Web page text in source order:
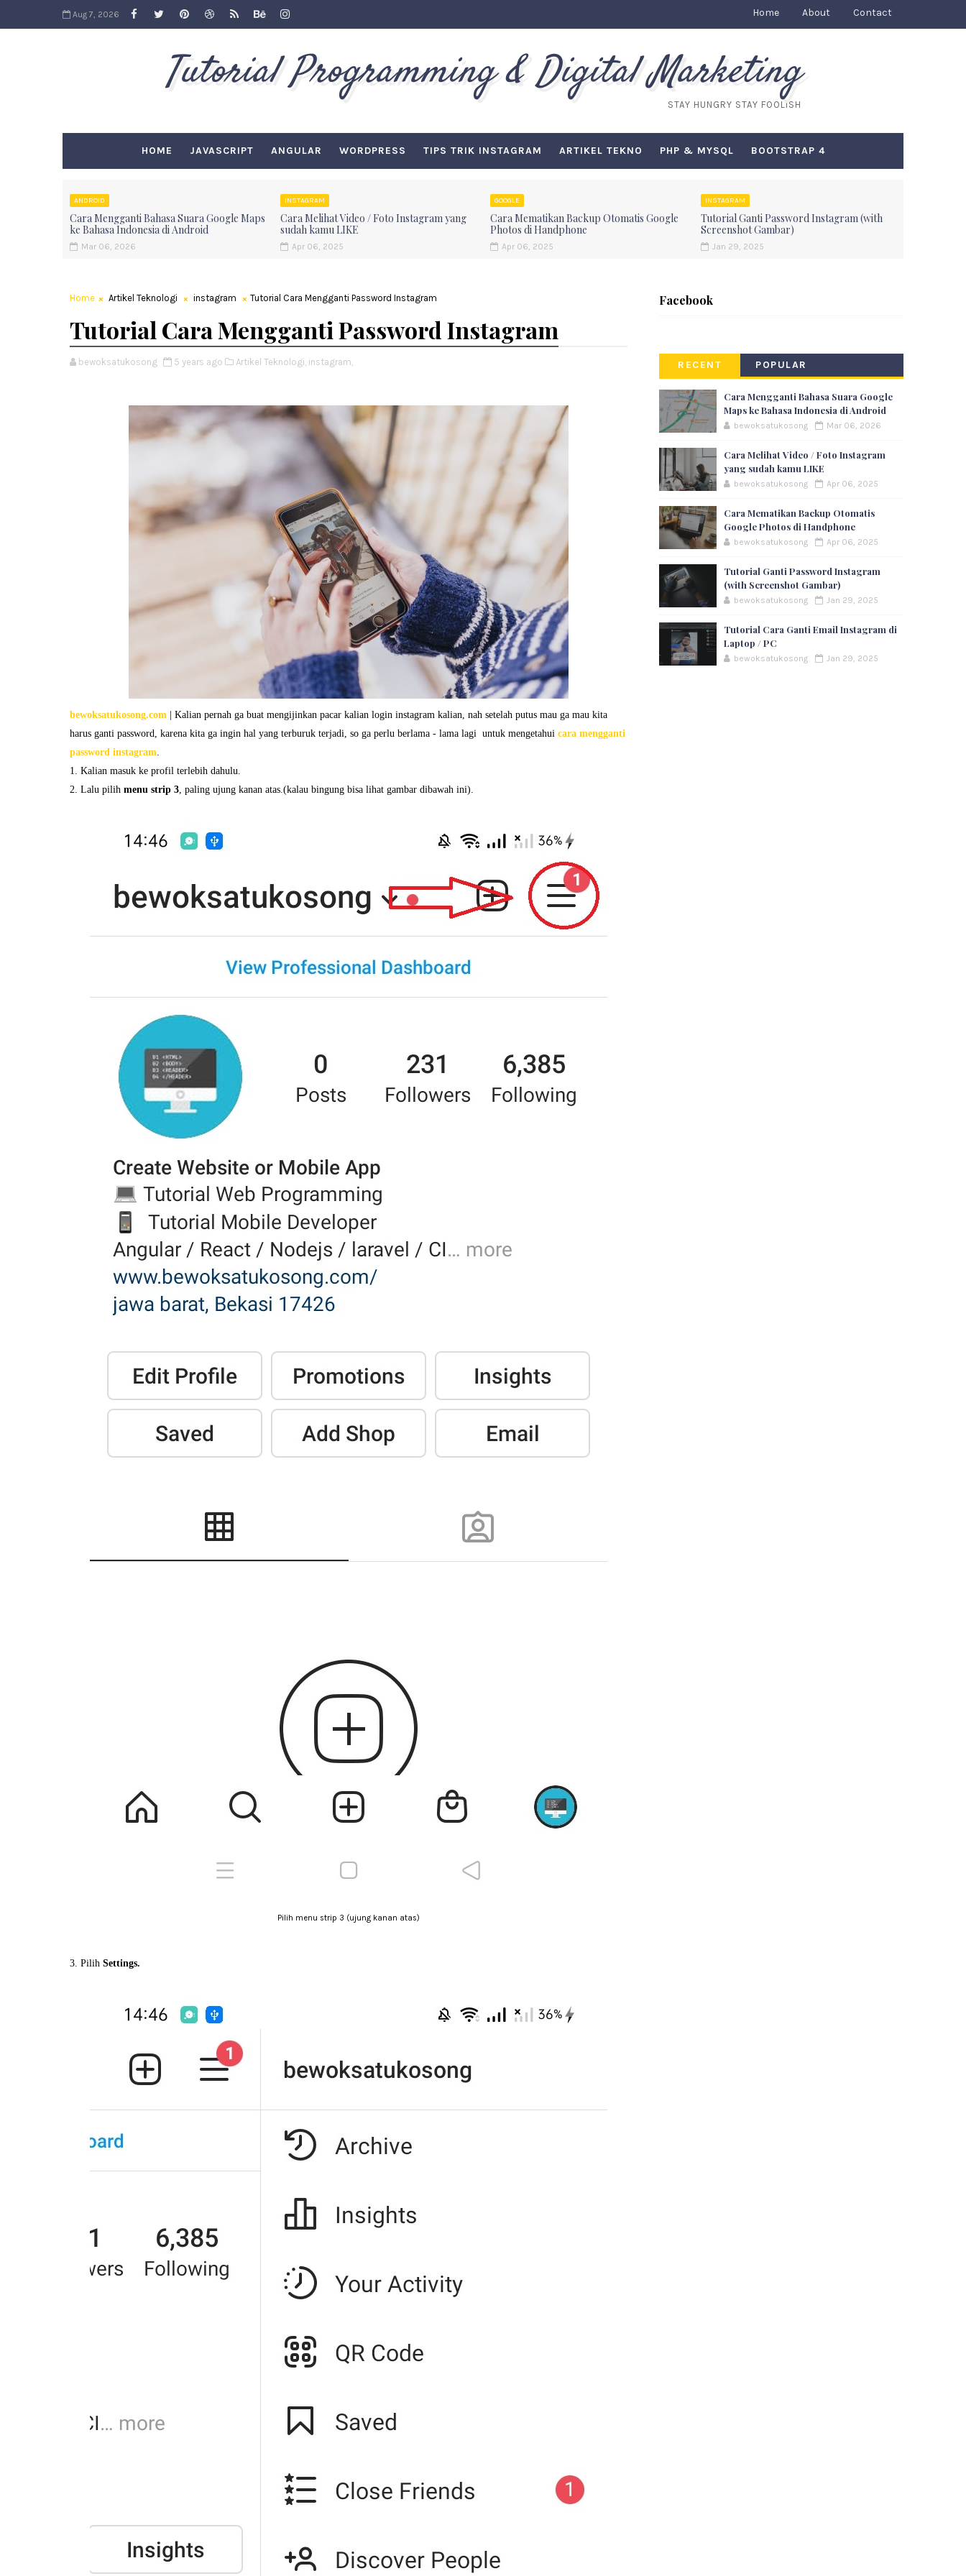
Aug 7, 2026 Home About Contact
Tutorial Programming & Digital Marketing
STAY HUNGRY STAY FOOLISH
HOME JAVASCRIPT ANGULAR WORDPRESS TIPS TRIK INSTAGRAM ARTIKEL TEKNO PHP & MYSQL BOOTSTRAP 4
ANDROID
Cara Mengganti Bahasa Suara Google Maps
ke Bahasa Indonesia di Android
Mar 06, 2026
INSTAGRAM
Cara Melihat Video / Foto Instagram yang
sudah kamu LIKE
Apr 06, 2025
GOOGLE
Cara Mematikan Backup Otomatis Google
Photos di Handphone
Apr 06, 2025
INSTAGRAM
Tutorial Ganti Password Instagram (with
Screenshot Gambar)
Jan 29, 2025
Home Artikel Teknologi instagram Tutorial Cara Mengganti Password Instagram
Tutorial Cara Mengganti Password Instagram
bewoksatukosong 5 years ago Artikel Teknologi, instagram,
bewoksatukosong.com | Kalian pernah ga buat mengijinkan pacar kalian login instagram kalian, nah setelah putus mau ga mau kita
harus ganti password, karena kita ga ingin hal yang terburuk terjadi, so ga perlu berlama - lama lagi untuk mengetahui cara mengganti
password instagram.
1. Kalian masuk ke profil terlebih dahulu.
2. Lalu pilih menu strip 3, paling ujung kanan atas.(kalau bingung bisa lihat gambar dibawah ini).
Pilih menu strip 3 (ujung kanan atas)
3. Pilih Settings.
Facebook
RECENT POPULAR
Cara Mengganti Bahasa Suara Google
Maps ke Bahasa Indonesia di Android
bewoksatukosong Mar 06, 2026
Cara Melihat Video / Foto Instagram
yang sudah kamu LIKE
bewoksatukosong Apr 06, 2025
Cara Mematikan Backup Otomatis
Google Photos di Handphone
bewoksatukosong Apr 06, 2025
Tutorial Ganti Password Instagram
(with Screenshot Gambar)
bewoksatukosong Jan 29, 2025
Tutorial Cara Ganti Email Instagram di
Laptop / PC
bewoksatukosong Jan 29, 2025